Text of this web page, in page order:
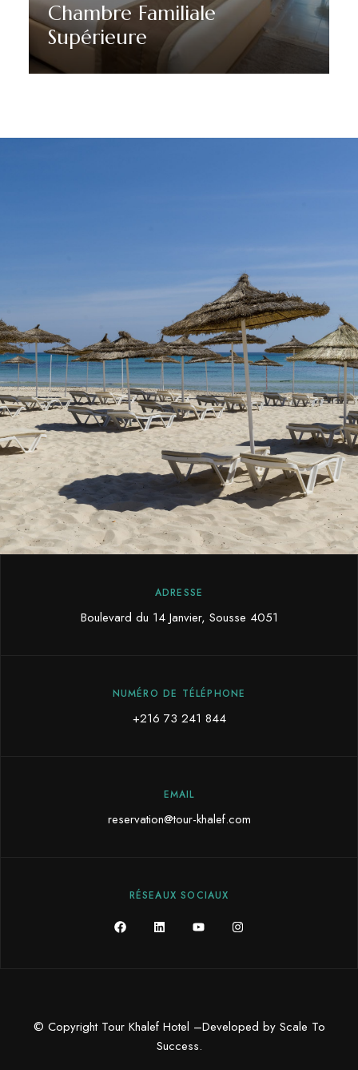
Chambre Familiale
Supérieure
Découvrir plus
ADRESSE
Boulevard du 14 Janvier, Sousse 4051
NUMÉRO DE TÉLÉPHONE
+216 73 241 844
EMAIL
reservation@tour-khalef.com
RÉSEAUX SOCIAUX
© Copyright Tour Khalef Hotel –Developed by Scale To
Success.